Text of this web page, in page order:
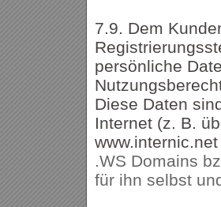
7.9. Dem
persönliche
Diese Daten
Internet (z. B.
www.internic.net
.WS Domains
für ihn selbst